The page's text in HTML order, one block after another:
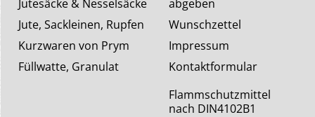
abgeben
Wunschzettel
Impressum
Kontaktformular
Jutesäcke & Nesselsäcke
Jute, Sackleinen, Rupfen
Kurzwaren von Prym
Füllwatte, Granulat
Flammschutzmittel
nach DIN4102B1